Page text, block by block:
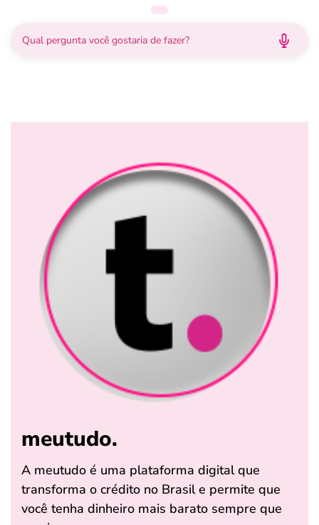
meutudo.
A meutudo é uma plataforma digital que
transforma o crédito no Brasil e permite que
você tenha dinheiro mais barato sempre que